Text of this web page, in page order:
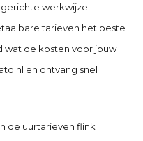
werkwijze
tarieven het beste
wat de kosten voor jouw
en ontvang snel
de uurtarieven flink